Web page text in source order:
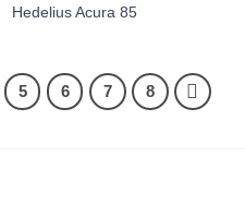
Hedelius Acura 85
5 6 7 8